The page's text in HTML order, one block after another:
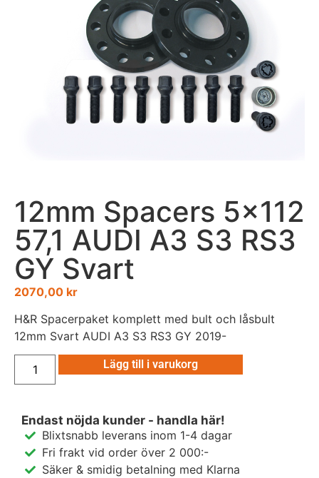
12mm Spacers 5×112
57,1 AUDI A3 S3 RS3
GY Svart
2070,00 kr
H&R Spacerpaket komplett med bult och låsbult
12mm Svart AUDI A3 S3 RS3 GY 2019-
Lägg till i varukorg
Endast nöjda kunder - handla här!
Blixtsnabb leverans inom 1-4 dagar
Fri frakt vid order över 2 000:-
Säker & smidig betalning med Klarna